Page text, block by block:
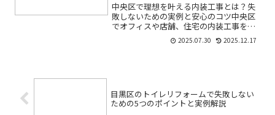
中央区で理想を叶える内装工事とは？失
敗しないための実例と安心のコツ中央区
でオフィスや店舗、住宅の内装工事を検
討している方の多くは、「どんな業者に
頼めば安心？」「実際の施工事例を見て
2025.07.30 2025.12.17
目黒区のトイレリフォームで失敗しない
ための5つのポイントと実例解説